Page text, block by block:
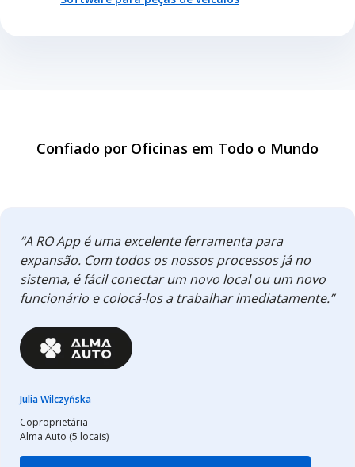
Confiado por Oficinas em Todo o Mundo
“A RO App é uma excelente ferramenta para
expansão. Com todos os nossos processos já no
sistema, é fácil conectar um novo local ou um novo
funcionário e colocá-los a trabalhar imediatamente.”
Julia Wilczyńska
Coproprietária
Alma Auto (5 locais)